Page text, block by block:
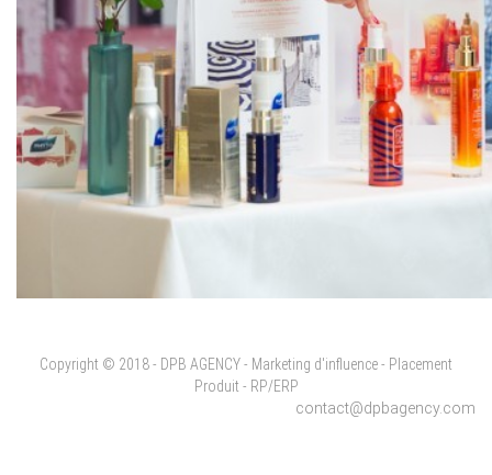
Copyright © 2018 - DPB AGENCY - Marketing d'influence - Placement
Produit - RP/ERP
contact@dpbagency.com